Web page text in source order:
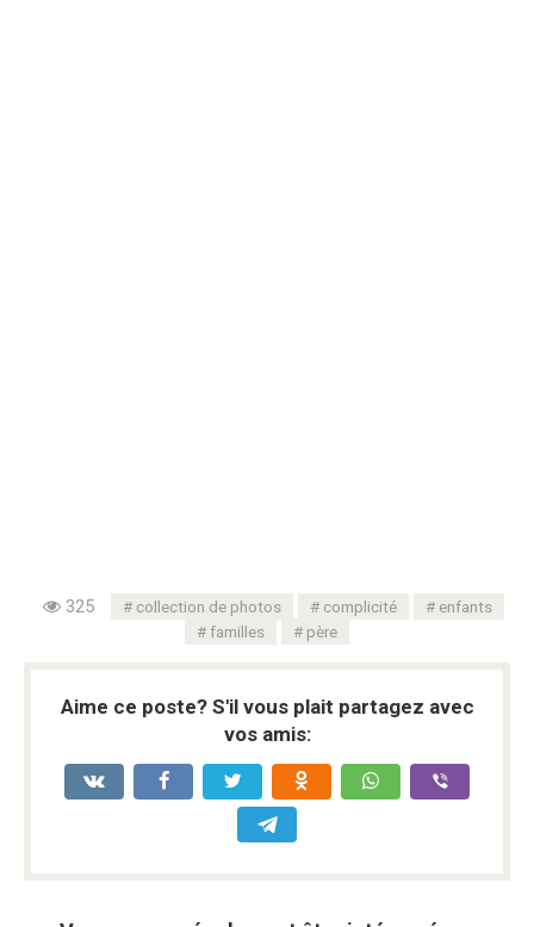
325 collection de photos complicité
enfants
familles
père
Aime ce poste? S'il vous plait partagez avec
vos amis: